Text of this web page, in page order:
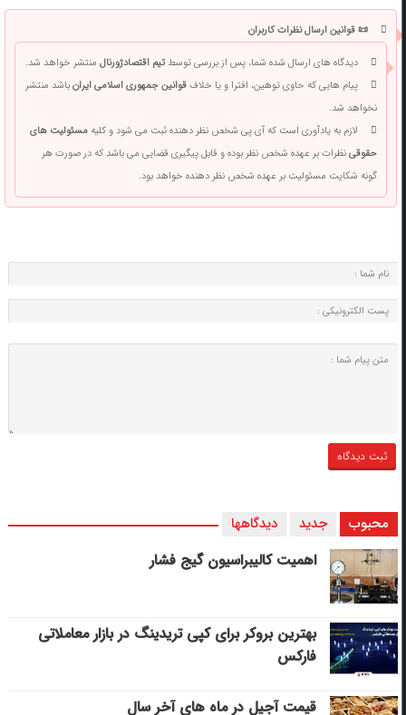
📜 قوانین ارسال نظرات کاربران
دیدگاه های ارسال شده شما، پس از بررسی توسطتیم اقتصادژورنالمنتشر خواهد شد.
پیام هایی که حاوی توهین، افترا و یا خلافقوانین جمهوری اسلامی ایرانباشد منتشر
نخواهد شد.
لازم به یادآوری است که آی پی شخص نظر دهنده ثبت می شود و کلیهمسئولیت های
حقوقینظرات بر عهده شخص نظر بوده و قابل پیگیری قضایی می باشد که در صورت هر
گونه شکایت مسئولیت بر عهده شخص نظر دهنده خواهد بود.
محبوب جدید دیدگاهها
اهمیت کالیبراسیون گیج فشار
بهترین بروکر برای کپی‌ تریدینگ در بازار معاملاتی
فارکس
قیمت آجیل در ماه های آخر سال